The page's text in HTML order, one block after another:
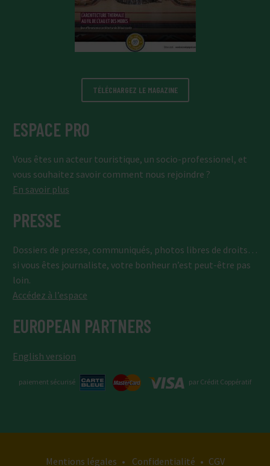
TÉLÉCHARGEZ LE MAGAZINE
ESPACE PRO
Vous êtes un acteur touristique, un socio-professionel, et
vous souhaitez savoir comment nous rejoindre ?
En savoir plus
PRESSE
Dossiers de presse, communiqués, photos libres de droits…
si vous êtes journaliste, votre bonheur n’est peut-être pas
loin.
Accédez à l’espace
EUROPEAN PARTNERS
English version
paiement sécurisé par Crédit Coppératif
Mentions légales • Confidentialité • CGV